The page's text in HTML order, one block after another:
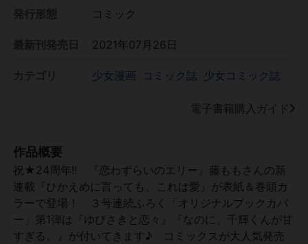
コミック
2021年07月26日
少女漫画 コミック誌 少女コミック誌
電子書籍購入ガイド
作品概要
祝★24周年!! 『恋わずらいのエリー』藤ももさんの新
連載『ひかえめに言っても、これは愛』が表紙＆巻頭カ
ラーで登場！ ３号連続ふろく「オリジナルブックカバ
ー」第1弾は『ゆびさきと恋々』『なのに、千輝くんが甘
すぎる。』が付いてきます♪ コミックスが大人気発売